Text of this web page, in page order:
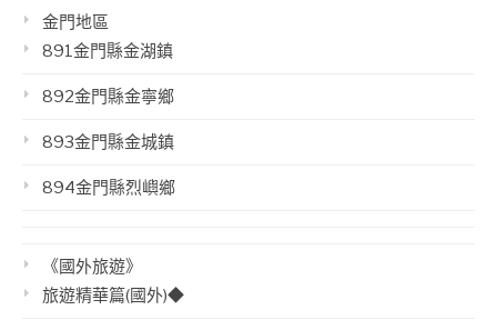
金門地區
891金門縣金湖鎮
892金門縣金寧鄉
893金門縣金城鎮
894金門縣烈嶼鄉
《國外旅遊》
旅遊精華篇(國外)◆